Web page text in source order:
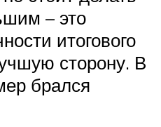
– это
итогового
сторону. В
брался